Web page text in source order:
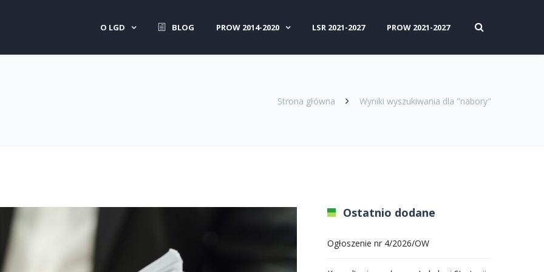
O LGD BLOG PROW 2014-2020 LSR 2021-2027 PROW 2021-2027
Strona główna Wyniki wyszukiwania dla "nabory"
Ostatnio dodane
Ogłoszenie nr 4/2026/OW